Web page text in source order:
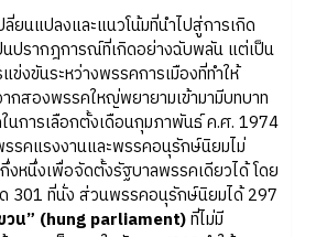
แปลงและแนวโน้มที่นำไปสู่การเกิด
ปรากฎการณ์ที่เกิดอย่างฉับพลัน แต่เป็น
งขันระหว่างพรรคการเมืองที่ทำให้
กสองพรรคใหญ่พยายามเข้ามามีบทบาท
นการเลือกตั้งเดือนกุมภาพันธ์ ค.ศ. 1974
รคแรงงานและพรรคอนุรักษ์นิยมไม่
งหนึ่งเพื่อจัดตั้งรัฐบาลพรรคเดียวได้ โดย
301 ที่นั่ง ส่วนพรรคอนุรักษ์นิยมได้ 297
วน” (hung parliament)ที่ไม่มี